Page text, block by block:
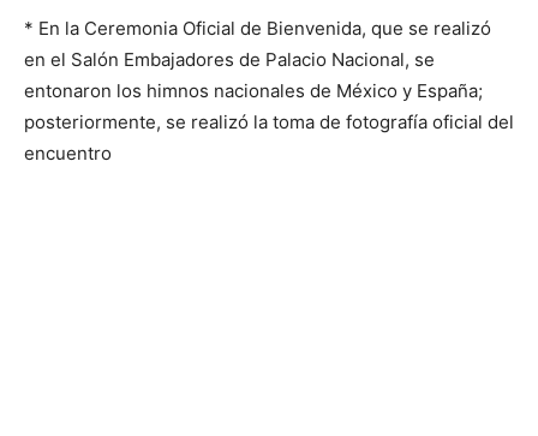
* En la Ceremonia Oficial de Bienvenida, que se realizó
en el Salón Embajadores de Palacio Nacional, se
entonaron los himnos nacionales de México y España;
posteriormente, se realizó la toma de fotografía oficial del
encuentro